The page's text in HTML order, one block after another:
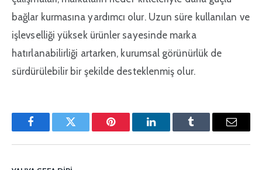
bağlar kurmasına yardımcı olur. Uzun süre kullanılan ve
işlevselliği yüksek ürünler sayesinde marka
hatırlanabilirliği artarken, kurumsal görünürlük de
sürdürülebilir bir şekilde desteklenmiş olur.
FacebookTwitter Pinterest'inLinkedInTumblr
E-